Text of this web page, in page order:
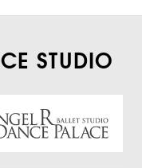
STUDIO